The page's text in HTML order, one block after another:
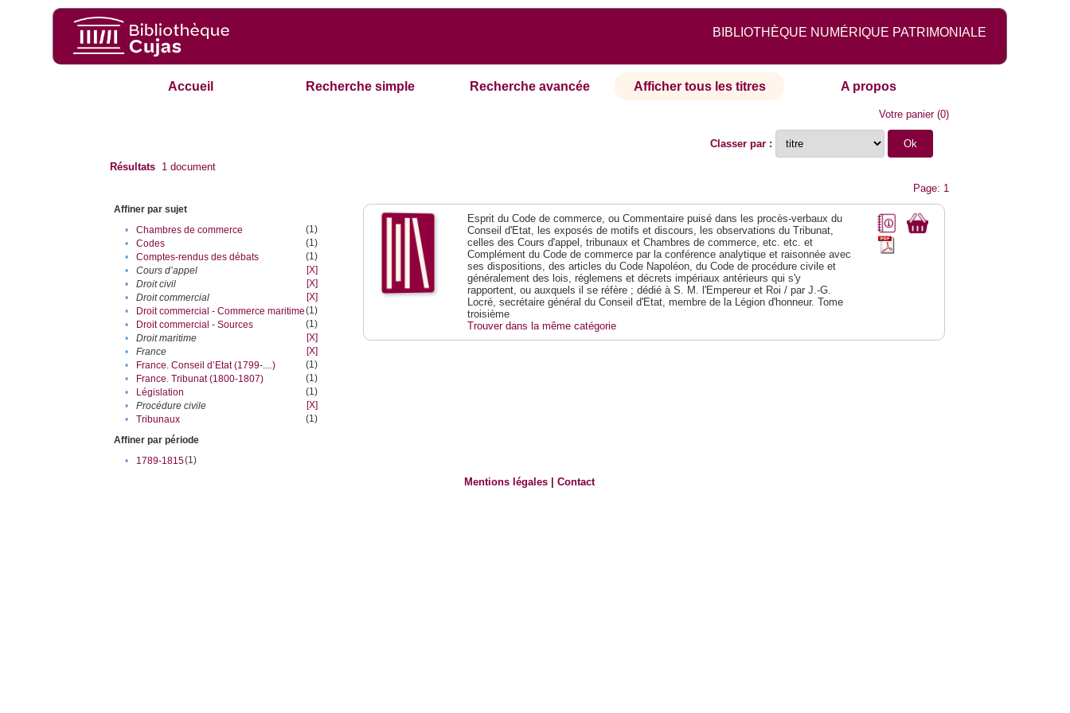
BIBLIOTHÈQUE NUMÉRIQUE PATRIMONIALE
Accueil Recherche simple Recherche avancée Afficher tous les titres A propos
Votre panier(0)
Classer par :
Résultats 1 document
Page: 1
Affiner par sujet
•
Chambres de commerce
(1)
•
Codes
(1)
•
Comptes-rendus des débats
(1)
•
Cours d’appel
[X]
•
Droit civil
[X]
•
Droit commercial
[X]
•
Droit commercial - Commerce maritime(1)
•
Droit commercial - Sources
(1)
•
Droit maritime
[X]
•
France
[X]
•
France. Conseil d’Etat (1799-....)
(1)
•
France. Tribunat (1800-1807)
(1)
•
Législation
(1)
•
Procédure civile
[X]
•
Tribunaux
(1)
Affiner par période
•
1789-1815(1)
Esprit du Code de commerce, ou Commentaire puisé dans les procès-verbaux du
Conseil d'Etat, les exposés de motifs et discours, les observations du Tribunat,
celles des Cours d'appel, tribunaux et Chambres de commerce, etc. etc. et
Complément du Code de commerce par la conférence analytique et raisonnée avec
ses dispositions, des articles du Code Napoléon, du Code de procédure civile et
généralement des lois, réglemens et décrets impériaux antérieurs qui s'y
rapportent, ou auxquels il se réfère ; dédié à S. M. l'Empereur et Roi / par J.-G.
Locré, secrétaire général du Conseil d'Etat, membre de la Légion d'honneur. Tome
troisième
Trouver dans la même catégorie
Mentions légales |Contact